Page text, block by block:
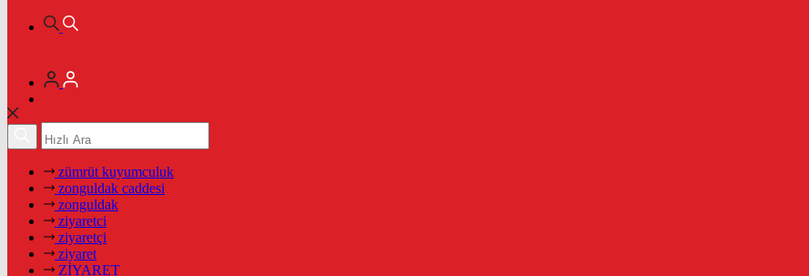
zümrüt kuyumculuk
zonguldak caddesi
zonguldak
ziyaretci
ziyaretçi
ziyaret
ZİYARET